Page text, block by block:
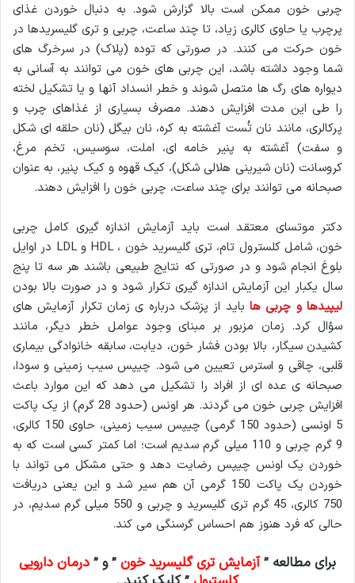
چربی خون ممکن است بالا گزارش شود. به دنبال خوردن غذای
پرچرب یا حاوی کالری زیاد، تا چند ساعت، چربی و تری گلیسریدها در
خون حرکت می کنند. در صورتی که توده (پلاک) در سرخرگ های
شما وجود داشته باشد، این چربی های خون می توانند به آسانی به
دیواره های رگ ها متصل شوند و خطر انسداد آنها و یا تشکیل لخته
را طی این مدت افزایش دهند. مصرف بسیاری از غذاهای چرب و
پرکالری، مانند نان تُست آغشته به کره، نان بیگل (نان حلقه ای شکل
و سفت) آغشته به پنیر خامه ای، املت، سوسیس، تخم مرغ،
کروسانت (نان شیرینی هلالی شکل)، کیک قهوه و کیک پنیر، به عنوان
صبحانه می توانند برای چند ساعت، چربی خون را افزایش دهند.
دکتر موتسای معتقد است باید آزمایش اندازه گیری کامل چربی
خون، شامل کلسترول تام، تری گلیسرید خون ، HDL و LDL در اوایل
بلوغ انجام شود و در صورتی که نتایج طبیعی باشند هر سه تا پنج
سال یکبار این آزمایش اندازه گیری تکرار شود و در صورت بالا بودن
لیپیدها و چربی ها باید از پزشک درباره ی زمان تکرار آزمایش های
سؤال کرد. زمان مزبور بر مبنای وجود عوامل خطر دیگر، مانند
کشیدن سیگار، بالا بودن فشار خون، دیابت، سابقه خانوادگی بیماری
قلبی، چاقی و استرس تعیین می شود. چیپس سیب زمینی و سودا،
صبحانه ی عده ای از افراد را تشکیل می دهد که این موارد باعث
افزایش چربی خون می گردند. هر اونس (حدود 28 گرم) از یک پاکت
5 اونسی (حدود 150 گرمی) چیپس سیب زمینی، حاوی 150 کالری،
9 گرم چربی و 110 میلی گرم سدیم است؛ اما کمتر کسی است که به
خوردن یک اونس چیپس رضایت دهد و حتی مشکل می تواند با
خوردن یک پاکت 150 گرمی آن هم سیر شد و این یعنی دریافت
750 کالری، 45 گرم تری گلیسرید و چربی و 550 میلی گرم سدیم، در
حالی که فرد هنوز هم احساس گرسنگی می کند.
برای مطالعه ”آزمایش تری گلیسرید خون” و ”درمان دارویی